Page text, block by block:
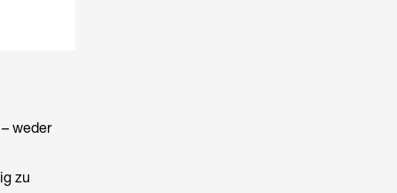
weder
zu